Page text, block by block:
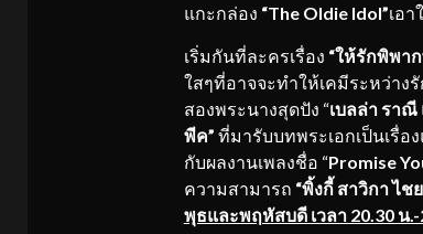
แกะกล่อง “The Oldie Idol”เอ
เริ่มกันที่ละครเรื่อง “ให้รักพิพา
ใสๆที่อาจจะทำให้เคมีระหว่า
สองพระนางสุดปัง “เบลล่า รา
พีค” ที่มารับบทพระเอกเป็นเรื่อ
กับผลงานเพลงชื่อ “Promise
ความสามารถ “พิ้งกี้ สาวิกา ไช
พุธและพฤหัสบดี เวลา 20.30 น